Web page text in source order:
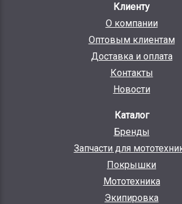
Клиенту
О компании
Оптовым клиентам
Доставка и оплата
Контакты
Новости
Каталог
Бренды
Запчасти для
Покрышки
Мототехника
Экипировка